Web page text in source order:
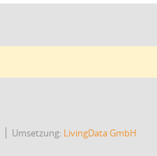
Umsetzung: LivingData GmbH